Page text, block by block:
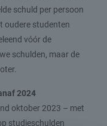
schuld per persoon
oudere studenten
vóór de
schulden, maar de
2024
oktober 2023 – met
studieschulden